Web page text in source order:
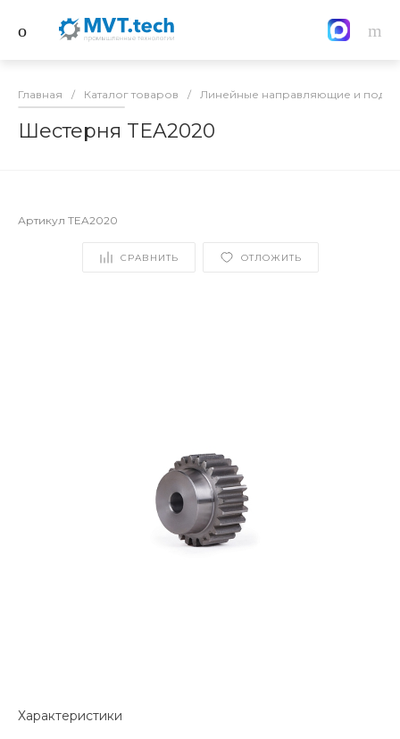
Главная / Каталог товаров / Линейные направляющие и
Шестерня TEA2020
Артикул TEA2020
СРАВНИТЬ ОТЛОЖИТЬ
Характеристики